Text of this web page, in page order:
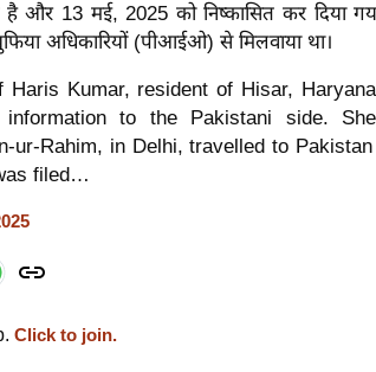
है और 13 मई, 2025 को निष्कासित कर दिया
अधिकारियों (पीआईओ) से मिलवाया था।
Haris Kumar, resident of Hisar,
information to the Pakistani side.
ur-Rahim, in Delhi, travelled to
filed…
Click to join.